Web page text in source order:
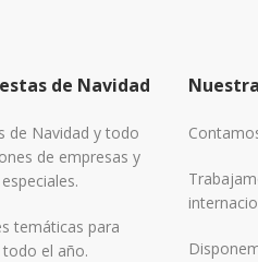
de Navidad
de Navidad y todo
de empresas y
temáticas para
el año.